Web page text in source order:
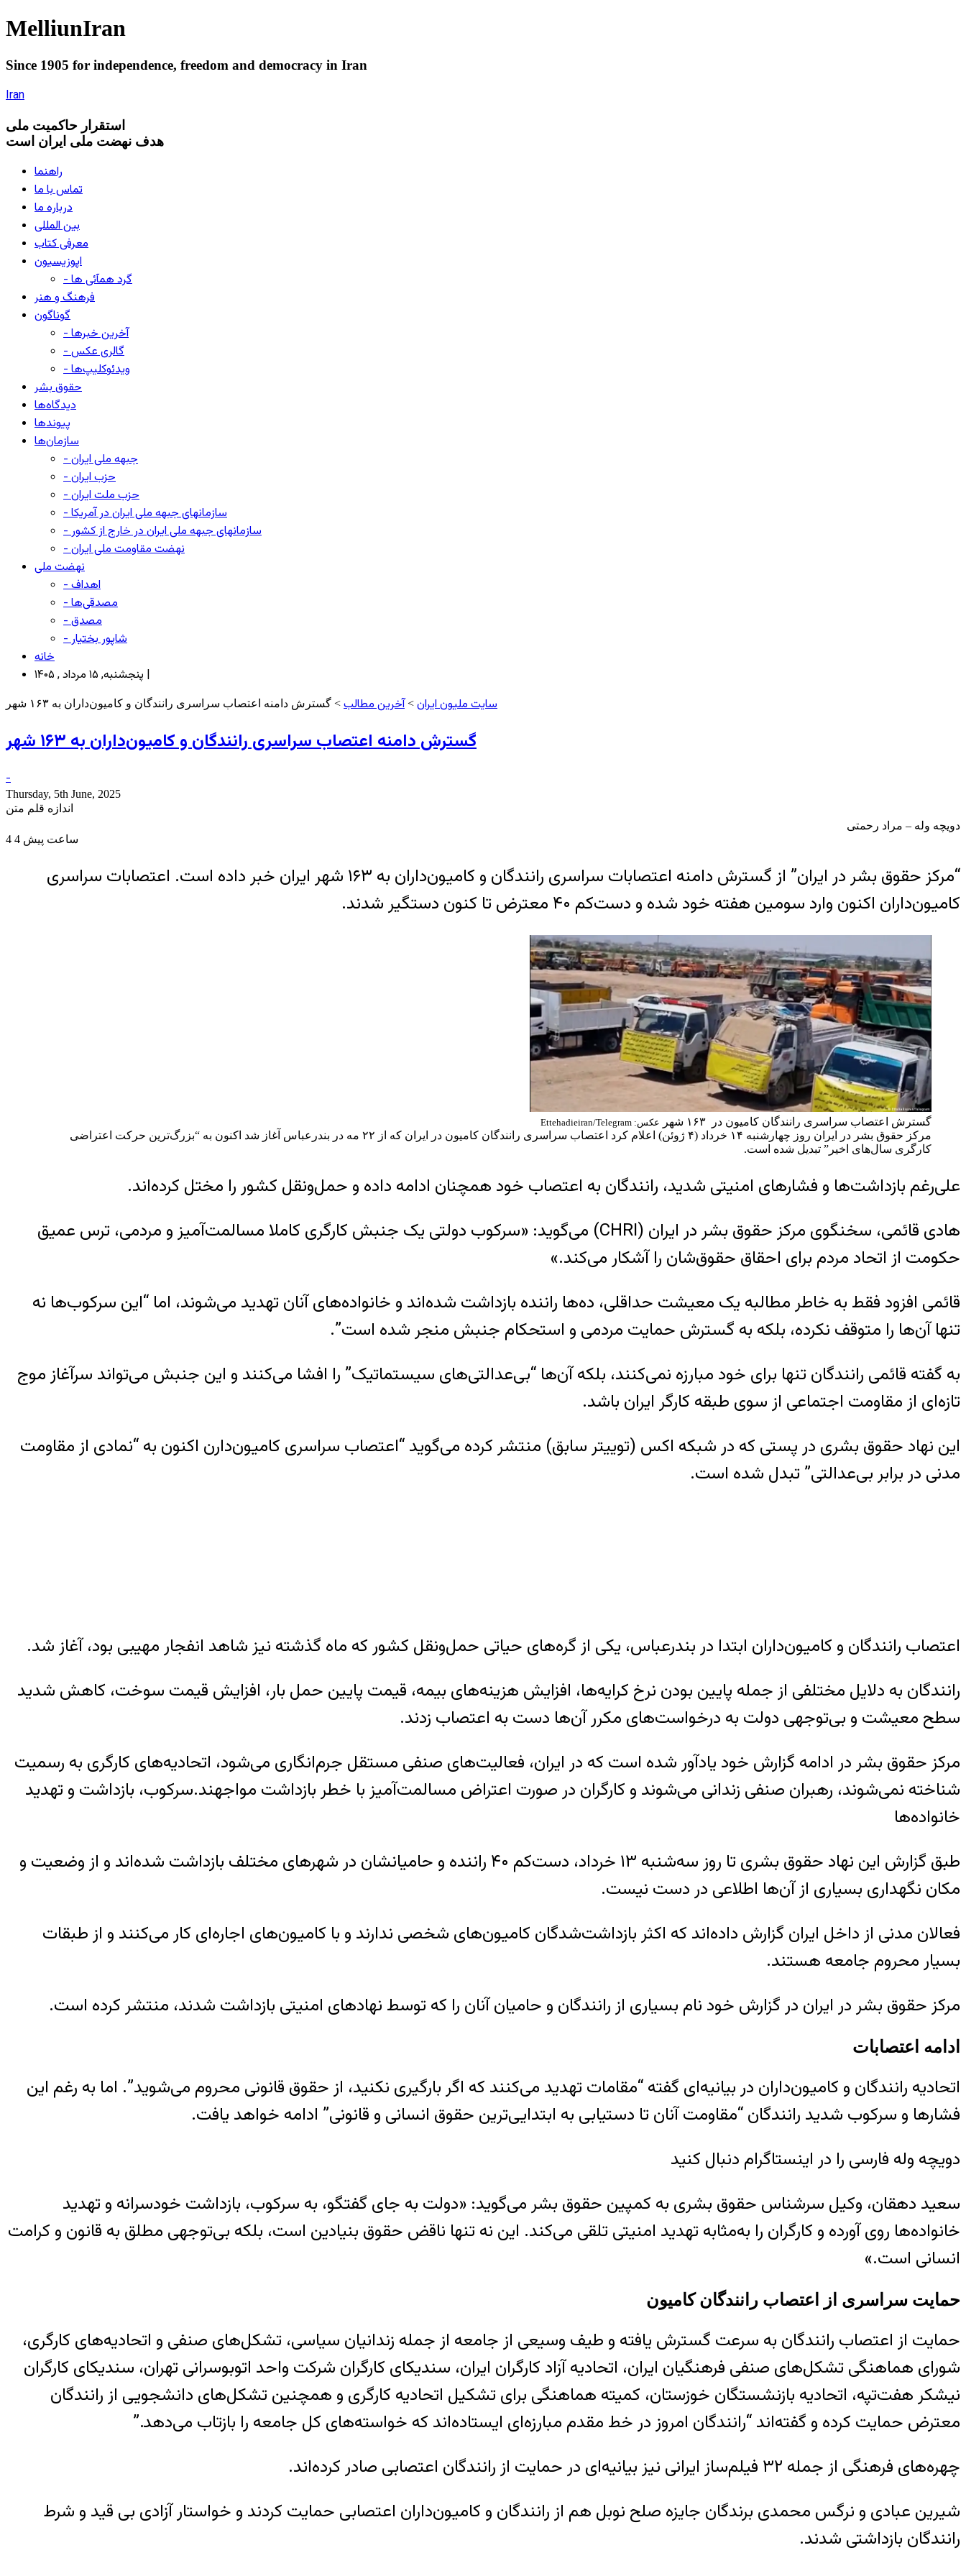
MelliunIran
Since 1905 for independence, freedom and democracy in Iran
Iran
استقرار حاکميت ملی
هدف نهضت ملی ایران است
راهنما
تماس با ما
درباره ما
بین المللی
معرفی کتاب
اپوزیسیون
- گرد همآئی ها
فرهنگ و هنر
گوناگون
- آخرین خبرها
- گالری عکس
- ویدئوکلیپ‌ها
حقوق بشر
دیدگاه‌ها
پیوندها
سازمان‌ها
- جبهه ملی ایران
- حزب ایران
- حزب ملت ایران
- سازمانهای جبهه ملی ایران در آمریکا
- سازمانهای جبهه ملی ایران در خارج از کشور
- نهضت مقاومت ملی ایران
نهضت ملی
- اهداف
- مصدقی‌ها
- مصدق
- شاپور بختیار
خانه
پنجشنبه, ۱۵ مرداد , ۱۴۰۵ |
سایت ملیون ایران >آخرین مطالب > گسترش دامنه اعتصاب سراسری رانندگان و کامیون‌داران به ۱۶۳ شهر
گسترش دامنه اعتصاب سراسری رانندگان و کامیون‌داران به ۱۶۳ شهر
-
Thursday, 5th June, 2025
اندازه قلم متن
دویچه وله – مراد رحمتی
4
4 ساعت پیش
“مرکز حقوق بشر در ایران” از گسترش دامنه اعتصابات سراسری رانندگان و کامیون‌داران به ۱۶۳ شهر ایران خبر داده است. اعتصابات سراسری
کامیون‌داران اکنون وارد سومین هفته خود شده و دست‌کم ۴۰ معترض تا کنون دستگیر شدند.
گسترش اعتصاب سراسری رانندگان کامیون در ۱۶۳ شهر عکس: Ettehadieiran/Telegram
مرکز حقوق بشر در ایران روز چهارشنبه ۱۴ خرداد (۴ ژوئن) اعلام کرد اعتصاب سراسری رانندگان کامیون در ایران که از ۲۲ مه در بندرعباس آغاز شد اکنون به “بزرگ‌ترین حرکت اعتراضی
کارگری سال‌های اخیر” تبدیل شده است.
علی‌رغم بازداشت‌ها و فشارهای امنیتی شدید، رانندگان به اعتصاب خود همچنان ادامه داده و حمل‌ونقل کشور را مختل کرده‌اند.
هادی قائمی، سخنگوی مرکز حقوق بشر در ایران (CHRI) می‌گوید: «سرکوب دولتی یک جنبش کارگری کاملا مسالمت‌آمیز و مردمی، ترس عمیق
حکومت از اتحاد مردم برای احقاق حقوق‌شان را آشکار می‌کند.»
قائمی افزود فقط به خاطر مطالبه یک معیشت حداقلی، ده‌ها راننده بازداشت شده‌اند و خانواده‌های‌ آنان تهدید می‌شوند، اما “این سرکوب‌ها نه
تنها آن‌ها را متوقف نکرده، بلکه به گسترش حمایت مردمی و استحکام جنبش منجر شده است”.
به گفته قائمی رانندگان تنها برای خود مبارزه نمی‌کنند، بلکه آن‌ها “بی‌عدالتی‌های سیستماتیک” را افشا می‌کنند و این جنبش می‌تواند سرآغاز موج
تازه‌ای از مقاومت اجتماعی از سوی طبقه کارگر ایران باشد.
این نهاد حقوق بشری در پستی که در شبکه اکس (توییتر سابق) منتشر کرده می‌گوید “اعتصاب سراسری کامیون‌دارن اکنون به “نمادی از مقاومت
مدنی در برابر بی‌عدالتی” تبدل شده است.
اعتصاب رانندگان و کامیون‌داران ابتدا در بندرعباس، یکی از گره‌های حیاتی حمل‌ونقل کشور که ماه گذشته نیز شاهد انفجار مهیبی بود، آغاز شد.
رانندگان به دلایل مختلفی از جمله پایین بودن نرخ کرایه‌ها، افزایش هزینه‌های بیمه، قیمت پایین حمل بار، افزایش قیمت سوخت، کاهش شدید
سطح معیشت و بی‌توجهی دولت به درخواست‌های مکرر آن‌ها دست به اعتصاب زدند.
مرکز حقوق بشر در ادامه گزارش خود یادآور شده است که در ایران، فعالیت‌های صنفی مستقل جرم‌انگاری می‌شود، اتحادیه‌های کارگری به رسمیت
شناخته نمی‌شوند، رهبران صنفی زندانی می‌شوند و کارگران در صورت اعتراض مسالمت‌آمیز با خطر بازداشت مواجهند.سرکوب، بازداشت و تهدید
خانواده‌ها
طبق گزارش این نهاد حقوق بشری تا روز سه‌شنبه ۱۳ خرداد، دست‌کم ۴۰ راننده و حامیانشان در شهرهای مختلف بازداشت شده‌اند و از وضعیت و
مکان نگهداری بسیاری از آن‌ها اطلاعی در دست نیست.
فعالان مدنی از داخل ایران گزارش داده‌اند که اکثر بازداشت‌شدگان کامیون‌های شخصی ندارند و با کامیون‌های اجاره‌ای کار می‌کنند و از طبقات
بسیار محروم جامعه‌ هستند.
مرکز حقوق بشر در ایران در گزارش خود نام بسیاری از رانندگان و حامیان آنان را که توسط نهادهای امنیتی بازداشت شدند، منتشر کرده است.
ادامه اعتصابات
اتحادیه رانندگان و کامیون‌داران در بیانیه‌ای گفته “مقامات تهدید می‌کنند که اگر بارگیری نکنید، از حقوق قانونی محروم می‌شوید”. اما به رغم این
فشارها و سرکوب شدید رانندگان “مقاومت آنان تا دستیابی به ابتدایی‌ترین حقوق انسانی و قانونی‌” ادامه خواهد یافت.
دویچه وله فارسی را در اینستاگرام دنبال کنید
سعید دهقان، وکیل سرشناس حقوق بشری به کمپین حقوق بشر می‌گوید: «دولت به جای گفتگو، به سرکوب، بازداشت خودسرانه و تهدید
خانواده‌ها روی آورده و کارگران را به‌مثابه تهدید امنیتی تلقی می‌کند. این نه‌ تنها ناقض حقوق بنیادین است، بلکه بی‌توجهی مطلق به قانون و کرامت
انسانی است.»
حمایت سراسری از اعتصاب رانندگان کامیون
حمایت از اعتصاب رانندگان به‌ سرعت گسترش یافته و طیف وسیعی از جامعه از جمله زندانیان سیاسی، تشکل‌های صنفی و اتحادیه‌های کارگری،
شورای هماهنگی تشکل‌های صنفی فرهنگیان ایران، اتحادیه آزاد کارگران ایران، سندیکای کارگران شرکت واحد اتوبوسرانی تهران، سندیکای کارگران
نیشکر هفت‌تپه، اتحادیه بازنشستگان خوزستان، کمیته هماهنگی برای تشکیل اتحادیه کارگری و همچنین تشکل‌های دانشجویی از رانندگان
معترض حمایت کرده و گفته‌اند “رانندگان امروز در خط مقدم مبارزه‌ای ایستاده‌اند که خواسته‌های کل جامعه را بازتاب می‌دهد.”
چهره‌های فرهنگی از جمله ۳۲ فیلم‌ساز ایرانی نیز بیانیه‌ای در حمایت از رانندگان اعتصابی صادر کرده‌اند.
شیرین عبادی و نرگس محمدی برندگان جایزه صلح نوبل هم از رانندگان و کامیون‌داران اعتصابی حمایت کردند و خواستار آزادی بی قید و شرط
رانندگان بازداشتی شدند.